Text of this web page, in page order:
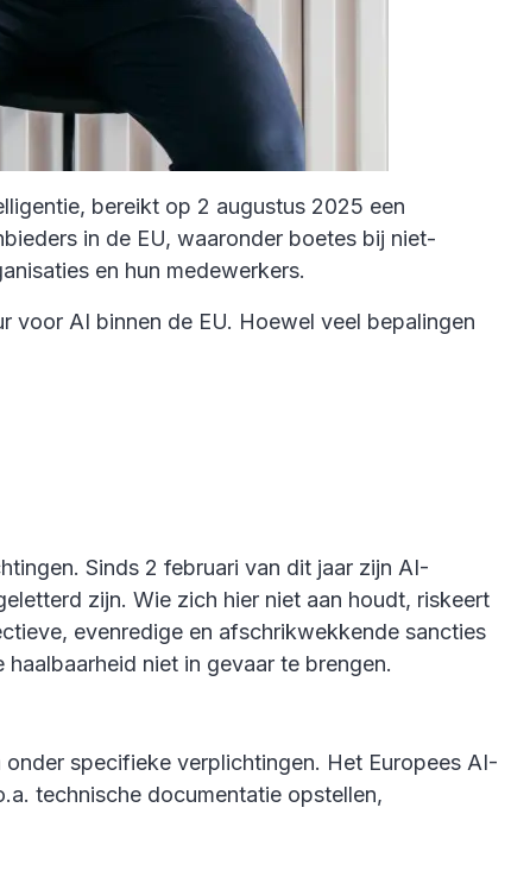
bereikt op 2 augustus 2025 een
in de EU, waaronder boetes bij niet-
en hun medewerkers.
voor AI binnen de EU. Hoewel veel bepalingen
Sinds 2 februari van dit jaar zijn AI-
zijn. Wie zich hier niet aan houdt, riskeert
evenredige en afschrikwekkende sancties
niet in gevaar te brengen.
specifieke verplichtingen. Het Europees AI-
technische documentatie opstellen,